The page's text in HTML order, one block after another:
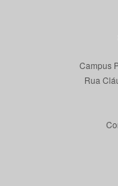
Campus
Rua